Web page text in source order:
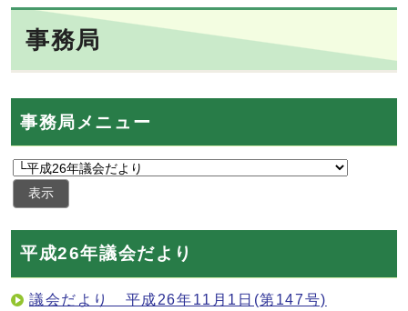
事務局
事務局メニュー
表示
平成26年議会だより
議会だより 平成26年11月1日(第147号)